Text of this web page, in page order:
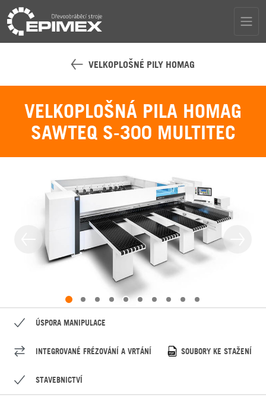
VELKOPLOŠNÉ PILY HOMAG
VELKOPLOŠNÁ PILA HOMAG
SAWTEQ S-300 MULTITEC
ÚSPORA MANIPULACE
INTEGROVANÉ FRÉZOVÁNÍ A VRTÁNÍ
STAVEBNICTVÍ
SOUBORY KE STAŽENÍ